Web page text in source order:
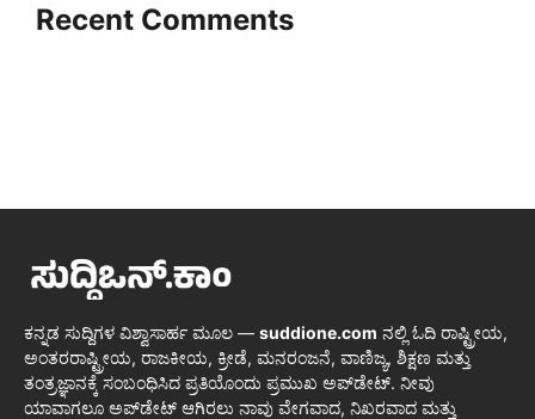
Recent Comments
ಕನ್ನಡ ಸುದ್ದಿಗಳ ವಿಶ್ವಾಸಾರ್ಹ ಮೂಲ — suddione.com ನಲ್ಲಿ ಓದಿ ರಾಷ್ಟ್ರೀಯ,
ಅಂತರರಾಷ್ಟ್ರೀಯ, ರಾಜಕೀಯ, ಕ್ರೀಡೆ, ಮನರಂಜನೆ, ವಾಣಿಜ್ಯ, ಶಿಕ್ಷಣ ಮತ್ತು
ತಂತ್ರಜ್ಞಾನಕ್ಕೆ ಸಂಬಂಧಿಸಿದ ಪ್ರತಿಯೊಂದು ಪ್ರಮುಖ ಅಪ್‌ಡೇಟ್. ನೀವು
ಯಾವಾಗಲೂ ಅಪ್‌ಡೇಟ್ ಆಗಿರಲು ನಾವು ವೇಗವಾದ, ನಿಖರವಾದ ಮತ್ತು